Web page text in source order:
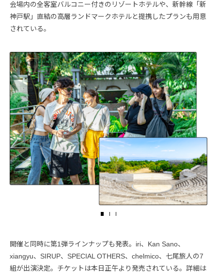
会場内の全客室バルコニー付きのリゾートホテルや、新幹線「新
神戸駅」直結の高層ランドマークホテルと提携したプランも用意
されている。
開催と同時に第1弾ラインナップも発表。iri、Kan Sano、
xiangyu、SIRUP、SPECIAL OTHERS、chelmico、七尾旅人の7
組が出演決定。チケットは本日正午より発売されている。詳細は